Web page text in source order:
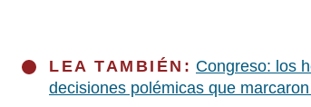
LEA TAMBIÉN: Congreso: los
decisiones polémicas que